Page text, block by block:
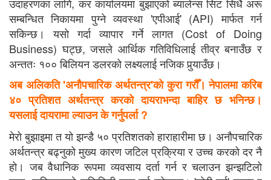
सम्बन्धित निकायमा पुग्ने व्यवस्था 'एपीआई' (API) मार्फत गर्न
सकिन्छ। यसो गर्दा व्यापार गर्ने लागत (Cost of Doing
Business) घट्छ, जसले आर्थिक गतिविधिलाई तीव्र बनाउँछ र
अन्ततः १०० बिलियन डलरको लक्ष्यलाई नजिक पुर्‍याउँछ।
अब अलिकति 'अनौपचारिक अर्थतन्त्र'को कुरा गरौँ। नेपालमा करिब
४० प्रतिशत अर्थतन्त्र करको दायराभन्दा बाहिर छ भनिन्छ।
यसलाई दायरामा ल्याउन के गर्नुपर्ला ?
मेरो बुझाइमा त यो झन्डै ५० प्रतिशतको हाराहारीमा छ। अनौपचारिक
अर्थतन्त्र बढ्नुको मुख्य कारण जटिल प्रक्रिया र उच्च करको दर नै
हो। जब वैधानिक रूपमा व्यवसाय दर्ता गर्न र चलाउन झन्झटिलो